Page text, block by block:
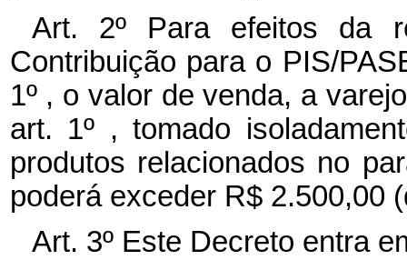
Art. 2º Para efeitos da
Contribuição para o PIS/
1º , o valor de venda, a
art. 1º , tomado
produtos relacionados no
poderá exceder R$ 2.500,00
Art. 3º Este Decreto entra